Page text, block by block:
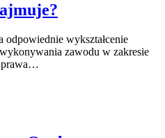
odpowiednie wykształcenie
zawodu w zakresie
prawa…